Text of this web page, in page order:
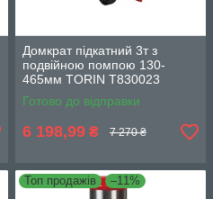
Домкрат підкатний 3т з
подвійною помпою 130-
465мм TORIN T830023
Готово до відправки
6 198,99 ₴ 7 270 ₴
Топ продажів –11%